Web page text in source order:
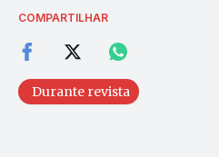
COMPARTILHAR
Durante revista